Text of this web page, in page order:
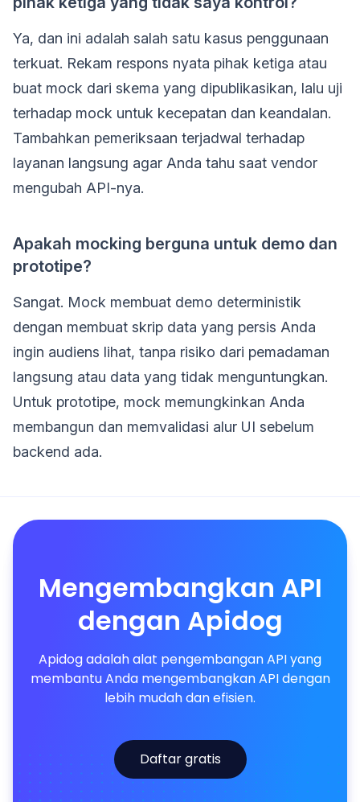
Ya, dan ini adalah salah satu kasus penggunaan
terkuat. Rekam respons nyata pihak ketiga atau
buat mock dari skema yang dipublikasikan, lalu uji
terhadap mock untuk kecepatan dan keandalan.
Tambahkan pemeriksaan terjadwal terhadap
layanan langsung agar Anda tahu saat vendor
mengubah API-nya.
Apakah mocking berguna untuk demo dan
prototipe?
Sangat. Mock membuat demo deterministik
dengan membuat skrip data yang persis Anda
ingin audiens lihat, tanpa risiko dari pemadaman
langsung atau data yang tidak menguntungkan.
Untuk prototipe, mock memungkinkan Anda
membangun dan memvalidasi alur UI sebelum
backend ada.
Mengembangkan API
dengan Apidog
Apidog adalah alat pengembangan API yang
membantu Anda mengembangkan API dengan
lebih mudah dan efisien.
Daftar gratis